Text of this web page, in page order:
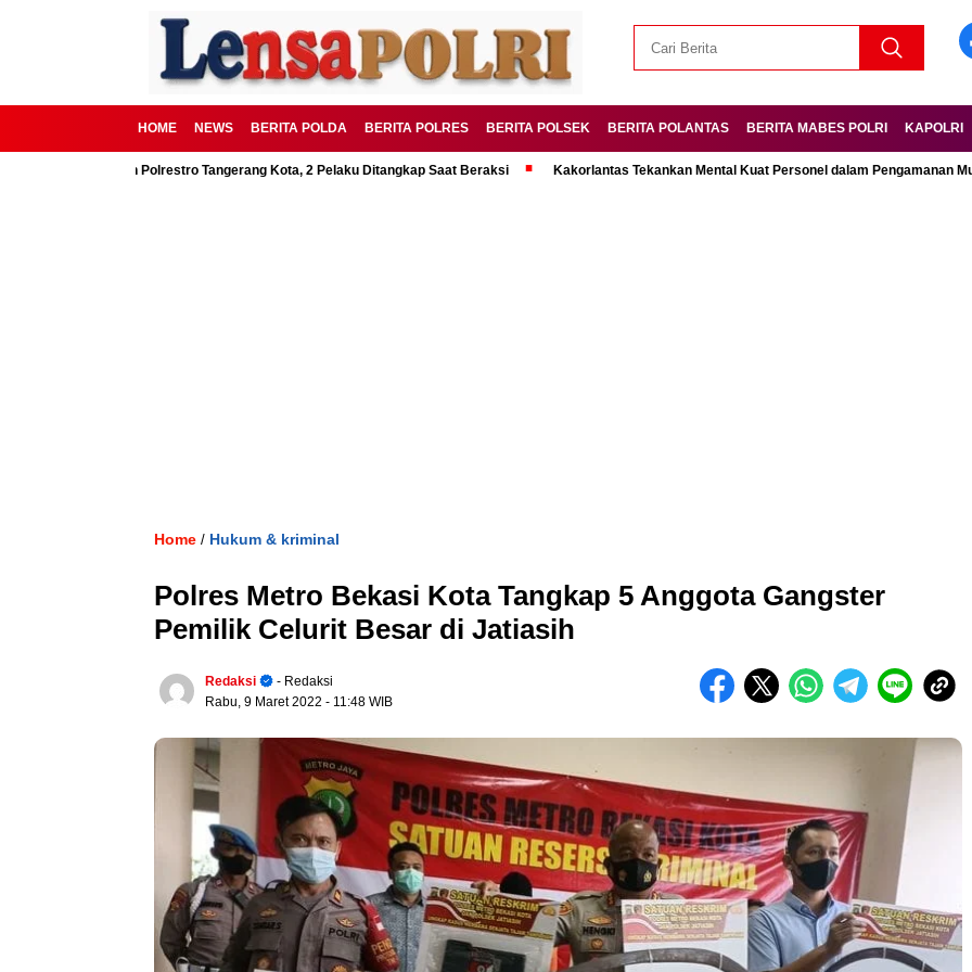
HOME NEWS BERITA POLDA BERITA POLRES BERITA POLSEK BERITA POLANTAS BERITA MABES POLRI KAPOLRI
Polrestro Tangerang Kota, 2 Pelaku Ditangkap Saat Beraksi Kakorlantas Tekankan Mental Kuat Personel dalam Pengamanan Mudik
Home / Hukum & kriminal
Polres Metro Bekasi Kota Tangkap 5 Anggota Gangster
Pemilik Celurit Besar di Jatiasih
Redaksi
- Redaksi
Rabu, 9 Maret 2022 - 11:48 WIB